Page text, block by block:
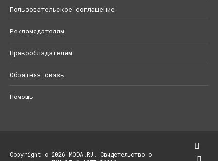
Пользовательское соглашение
Рекламодателям
Правообладателям
Обратная связь
Помощь
Copyright © 2026 MODA.RU. Свидетельство о